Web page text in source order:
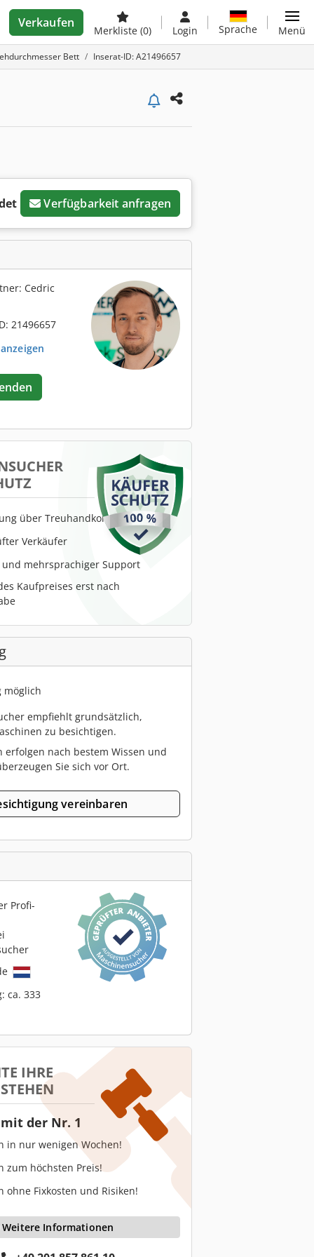
Verkaufen
Merkliste (0) Login Sprache Menü
Bett Inserat-ID: A21496657
Verfügbarkeit anfragen
Cedric
21496657
über Treuhandkonto
Verkäufer
und mehrsprachiger Support
Kaufpreises erst nach
möglich
empfiehlt grundsätzlich,
zu besichtigen.
erfolgen nach bestem Wissen und
Sie sich vor Ort.
vereinbaren
Profi-
ca. 333
IHRE
der Nr. 1
in nur wenigen Wochen!
zum höchsten Preis!
ohne Fixkosten und Risiken!
Weitere Informationen